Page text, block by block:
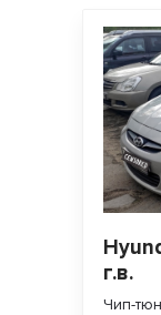
г.в.
Чип-